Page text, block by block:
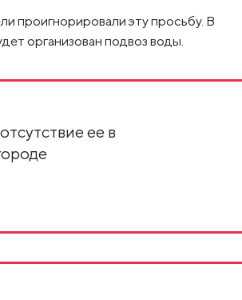
проигнорировали эту просьбу. В
организован подвоз воды.
ее в